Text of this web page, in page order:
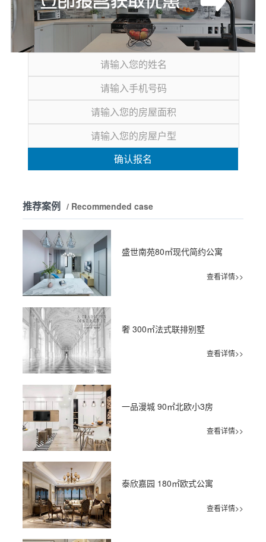
确认报名
推荐案例 / Recommended case
盛世南苑80㎡现代简约公寓
查看详情>>
奢 300㎡法式联排别墅
查看详情>>
一品漫城 90㎡北欧小3房
查看详情>>
泰欣嘉园 180㎡欧式公寓
查看详情>>